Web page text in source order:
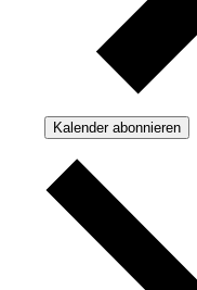
Kalender abonnieren